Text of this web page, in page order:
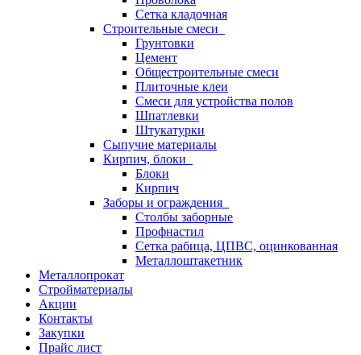
Сетка кладочная
Строительные смеси
Грунтовки
Цемент
Общестроительные смеси
Плиточные клеи
Смеси для устройства полов
Шпатлевки
Штукатурки
Сыпучие материалы
Кирпич, блоки
Блоки
Кирпич
Заборы и ограждения
Столбы заборные
Профнастил
Сетка рабица, ЦПВС, оцинкованная
Металлоштакетник
Металлопрокат
Стройматериалы
Акции
Контакты
Закупки
Прайс лист